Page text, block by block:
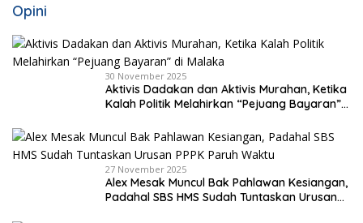
Opini
30 November 2025
Aktivis Dadakan dan Aktivis Murahan, Ketika
Kalah Politik Melahirkan “Pejuang Bayaran”
27 November 2025
Alex Mesak Muncul Bak Pahlawan Kesiangan,
Padahal SBS HMS Sudah Tuntaskan Urusan